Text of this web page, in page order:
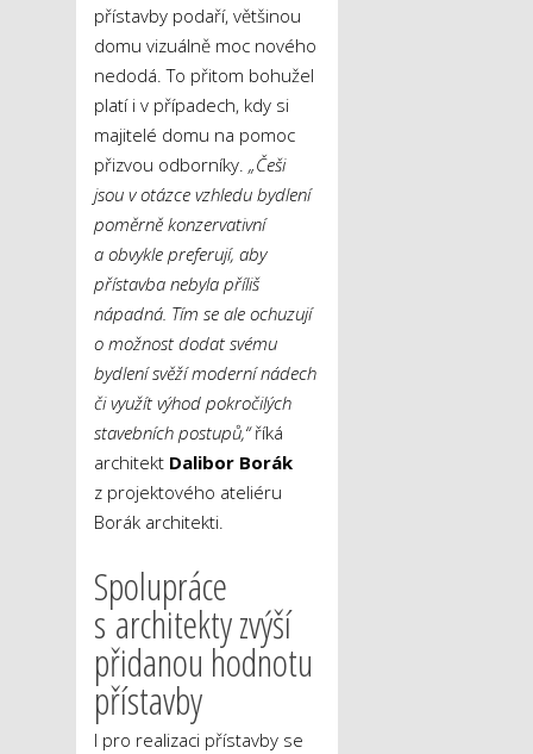
přístavby podaří, většinou
domu vizuálně moc nového
nedodá. To přitom bohužel
platí i v případech, kdy si
majitelé domu na pomoc
přizvou odborníky. „Češi
jsou v otázce vzhledu bydlení
poměrně konzervativní
a obvykle preferují, aby
přístavba nebyla příliš
nápadná. Tím se ale ochuzují
o možnost dodat svému
bydlení svěží moderní nádech
či využít výhod pokročilých
stavebních postupů,“říká
architekt Dalibor Borák
z projektového ateliéru
Borák architekti.
Spolupráce
s architekty zvýší
přidanou hodnotu
přístavby
I pro realizaci přístavby se